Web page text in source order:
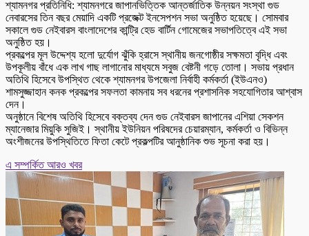
শ্যামনগর প্রতিনিধি: শ্যামনগরে জাপানভিত্তিক আন্তর্জাতিক উন্নয়ন সংস্থা গুড
নেবারসের তিন বছর মেয়াদি একটি প্রজেক্ট ইনসেপশন সভা অনুষ্ঠিত হয়েছে। সোমবার
সকালে গুড নেইবারস বাংলাদেশের কান্ট্রি হেড বার্টিন গোমেজের সভাপতিত্বে এই সভা
অনুষ্ঠিত হয়।
প্রকল্পের মূল উদ্দেশ্য হলো দুর্যোগ ঝুঁকি হ্রাসে স্থানীয় জনগোষ্ঠীর সক্ষমতা বৃদ্ধি এবং
উপকূলীয় বাঁধে এক লাখ গাছ লাগানোর মাধ্যমে সবুজ বেষ্টনী গড়ে তোলা। সভায় প্রধান
অতিথি হিসেবে উপস্থিত থেকে শ্যামনগর উপজেলা নির্বাহী কর্মকর্তা (ইউএনও)
শামসুজ্জাহান কনক প্রকল্পের সফলতা কামনায় সব ধরনের প্রশাসনিক সহযোগিতার আশ্বাস
দেন।
অনুষ্ঠানে বিশেষ অতিথি হিসেবে বক্তব্য দেন গুড নেইবারস জাপানের এশিয়া সেকশন
ম্যানেজার মিয়ুকি সুজিই। স্থানীয় ইউনিয়ন পরিষদের চেয়ারম্যান, কর্মকর্তা ও বিভিন্ন
অংশীজনের উপস্থিতিতে ফিতা কেটে প্রকল্পটির আনুষ্ঠানিক শুভ সূচনা করা হয়।
এ সম্পর্কিত আরও খবর